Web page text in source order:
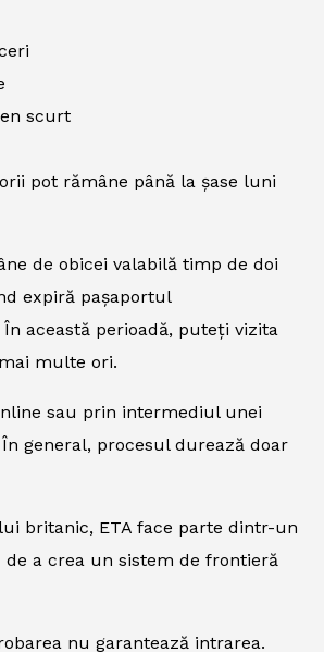
scurt
pot rămâne până la șase luni
de obicei valabilă timp de doi
expiră pașaportul
această perioadă, puteți vizita
multe ori.
sau prin intermediul unei
general, procesul durează doar
britanic, ETA face parte dintr-un
a crea un sistem de frontieră
nu garantează intrarea.